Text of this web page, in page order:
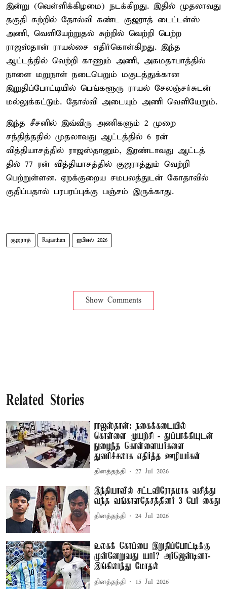
இன்று (வெள்ளிக்கிழமை) நடக்கிறது. இதில் முதலாவது
தகுதி சுற்றில் தோல்வி கண்ட குஜராத் டைட்டன்ஸ்
அணி, வெளியேற்றுதல் சுற்றில் வெற்றி பெற்ற
ராஜஸ்தான் ராயல்சை எதிர்கொள்கிறது. இந்த
ஆட்டத்தில் வெற்றி காணும் அணி, அகமதாபாத்தில்
நாளை மறுநாள் நடைபெறும் மகுடத்துக்கான
இறுதிப்போட்டியில் பெங்களூரு ராயல் சேலஞ்சர்சுடன்
மல்லுக்கட்டும். தோல்வி அடையும் அணி வெளியேறும்.
இந்த சீசனில் இவ்விரு அணிகளும் 2 முறை
சந்தித்ததில் முதலாவது ஆட்டத்தில் 6 ரன்
வித்தியாசத்தில் ராஜஸ்தானும், இரண்டாவது ஆட்டத்
தில் 77 ரன் வித்தியாசத்தில் குஜராத்தும் வெற்றி
பெற்றுள்ளன. ஏறக்குறைய சமபலத்துடன் கோதாவில்
குதிப்பதால் பரபரப்புக்கு பஞ்சம் இருக்காது.
குஜராத் Rajasthan ஐபிஎல் 2026
Show Comments
Related Stories
ராஜஸ்தான்: நகைக்கடையில்
கொள்ளை முயற்சி - துப்பாக்கியுடன்
நுழைந்த கொள்ளையர்களை
துணிச்சலாக எதிர்த்த ஊழியர்கள்
தினத்தந்தி 27 Jul 2026
இந்தியாவில் சட்டவிரோதமாக வசித்து
வந்த வங்காளதேசத்தினர் 3 பேர் கைது
தினத்தந்தி 24 Jul 2026
உலகக் கோப்பை இறுதிப்போட்டிக்கு
முன்னேறுவது யார்? அர்ஜென்டினா-
இங்கிலாந்து மோதல்
தினத்தந்தி 15 Jul 2026